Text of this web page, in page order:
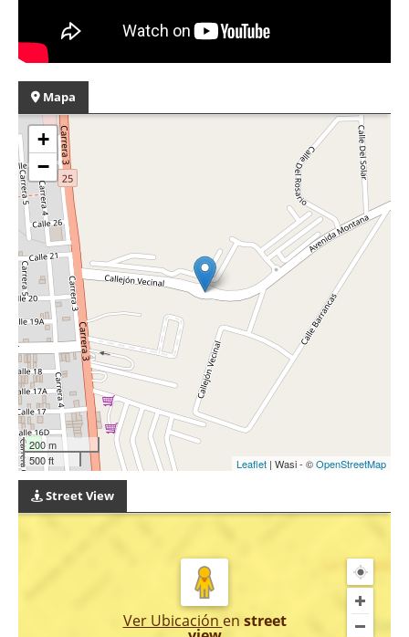
Mapa
+
−
200 m
500 ft
Leaflet | Wasi - ©OpenStreetMap
Street View
Ver Ubicación en street